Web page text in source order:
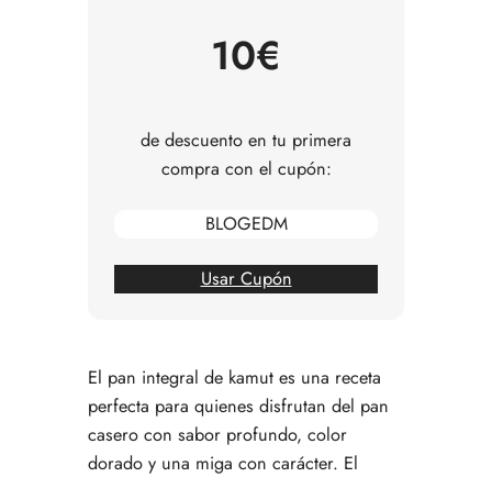
10€
de descuento en tu primera
compra con el cupón:
BLOGEDM
Usar Cupón
El pan integral de kamut es una receta
perfecta para quienes disfrutan del pan
casero con sabor profundo, color
dorado y una miga con carácter. El